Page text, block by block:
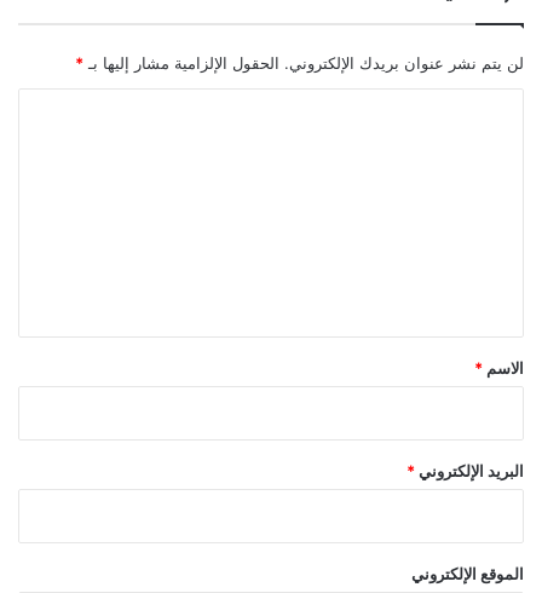
لن يتم نشر عنوان بريدك الإلكتروني. الحقول الإلزامية مشار إليها بـ *
*
الاسم *
البريد الإلكتروني *
الموقع الإلكتروني